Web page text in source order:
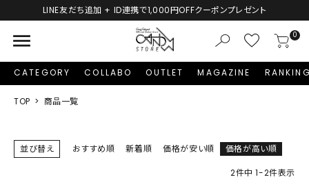
LINE友だち追加 + ID連携で1,000円OFFクーポンプレゼント
menu 0
CATEGORY COLLABO OUTLET MAGAZINE
TOP 商品一覧
並び替え おすすめ順 新着順 価格が安い順 価格が高い順
2件中 1-2件表示